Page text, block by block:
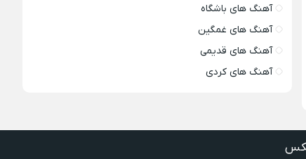
آهنگ های باشگاه
آهنگ های غمگین
آهنگ های قدیمی
آهنگ های کردی